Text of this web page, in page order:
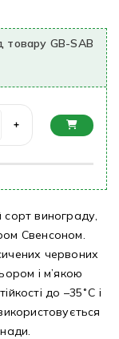
товару GB-SAB
+
сорт винограду,
Свенсоном.
червоних
і м’якою
до –35˚C і